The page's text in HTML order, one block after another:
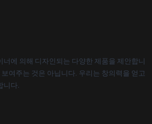
에 의해 디자인되는 다양한 제품을 제안합니
여주는 것은 아닙니다. 우리는 창의력을 얻고
니다.